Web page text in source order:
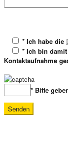
* Ich habe die
* Ich bin
Kontaktaufnahme
* Bitte